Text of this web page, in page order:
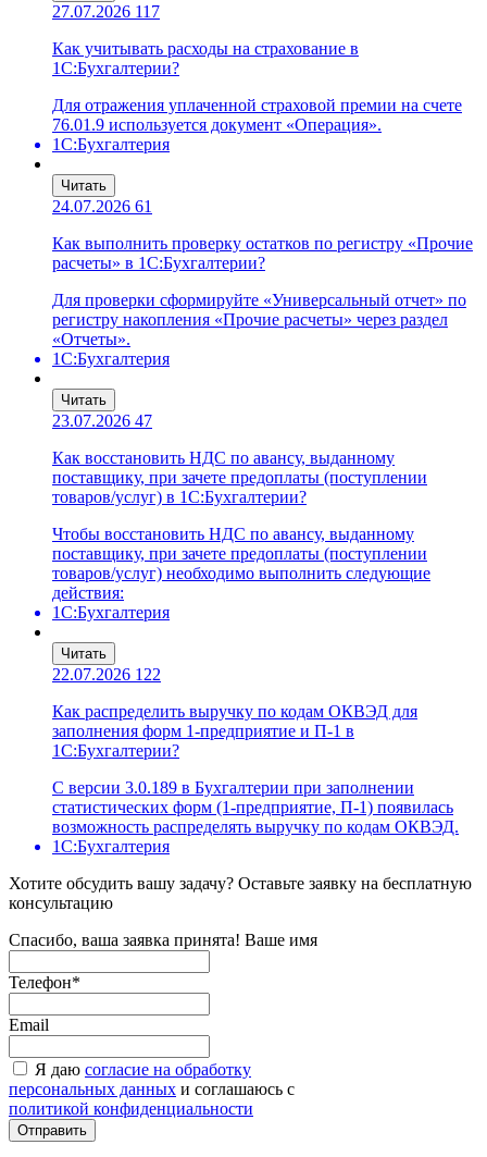
27.07.2026 117
Как учитывать расходы на страхование в
1С:Бухгалтерии?
Для отражения уплаченной страховой премии на счете
76.01.9 используется документ «Операция».
1С:Бухгалтерия
Читать
24.07.2026 61
Как выполнить проверку остатков по регистру «Прочие
расчеты» в 1С:Бухгалтерии?
Для проверки сформируйте «Универсальный отчет» по
регистру накопления «Прочие расчеты» через раздел
«Отчеты».
1С:Бухгалтерия
Читать
23.07.2026 47
Как восстановить НДС по авансу, выданному
поставщику, при зачете предоплаты (поступлении
товаров/услуг) в 1С:Бухгалтерии?
Чтобы восстановить НДС по авансу, выданному
поставщику, при зачете предоплаты (поступлении
товаров/услуг) необходимо выполнить следующие
действия:
1С:Бухгалтерия
Читать
22.07.2026 122
Как распределить выручку по кодам ОКВЭД для
заполнения форм 1-предприятие и П-1 в
1С:Бухгалтерии?
С версии 3.0.189 в Бухгалтерии при заполнении
статистических форм (1-предприятие, П-1) появилась
возможность распределять выручку по кодам ОКВЭД.
1С:Бухгалтерия
Хотите обсудить вашу задачу? Оставьте заявку на бесплатную
консультацию
Спасибо, ваша заявка принята! Ваше имя
Телефон*
Email
Я даю согласие на обработку
персональных данных и соглашаюсь с
политикой конфиденциальности